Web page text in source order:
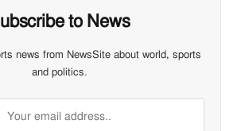
to News
news from NewsSite about world, sports
and politics.